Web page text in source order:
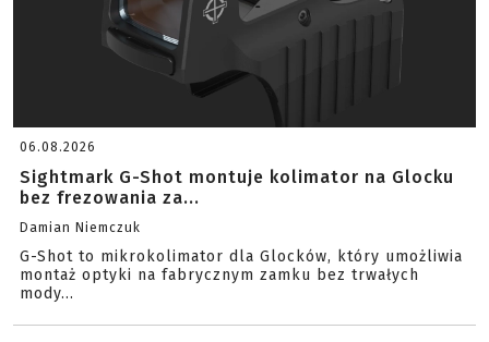
06.08.2026
Sightmark G-Shot montuje kolimator na Glocku
bez frezowania za...
Damian Niemczuk
G-Shot to mikrokolimator dla Glocków, który umożliwia
montaż optyki na fabrycznym zamku bez trwałych
mody...